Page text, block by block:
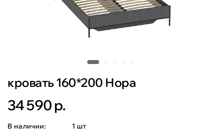
кровать 160*200 Нора
34 590 р.
В наличии:
1 шт